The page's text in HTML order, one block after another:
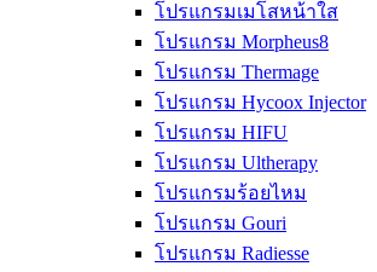
โปรแกรมเมโสหน้าใส
โปรแกรม Morpheus8
โปรแกรม Thermage
โปรแกรม Hycoox Injector
โปรแกรม HIFU
โปรแกรม Ultherapy
โปรแกรมร้อยไหม
โปรแกรม Gouri
โปรแกรม Radiesse